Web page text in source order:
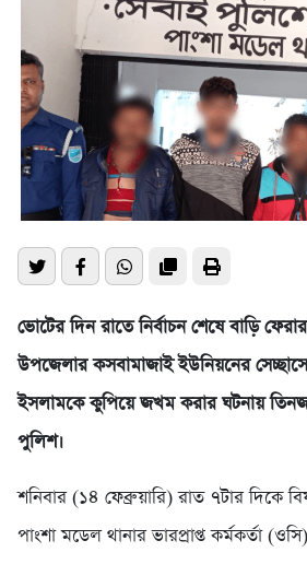
ভোটের দিন রাতে নির্বাচন শেষে বাড়ি
উপজেলার কসবামাজাই ইউনিয়নের
ইসলামকে কুপিয়ে জখম করার ঘটনায়
পুলিশ।
শনিবার (১৪ ফেব্রুয়ারি) রাত ৭টার দিকে
পাংশা মডেল থানার ভারপ্রাপ্ত কর্মকর্তা